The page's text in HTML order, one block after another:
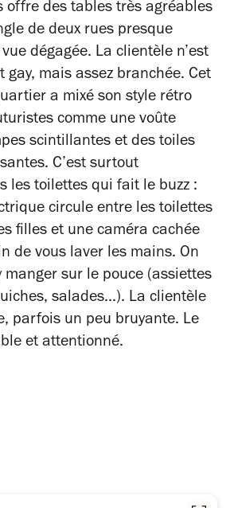
offre des tables très agréables
de deux rues presque
dégagée. La clientèle n’est
gay, mais assez branchée. Cet
a mixé son style rétro
comme une voûte
scintillantes et des toiles
C’est surtout
les toilettes qui fait le buzz :
circule entre les toilettes
filles et une caméra cachée
de vous laver les mains. On
manger sur le pouce (assiettes
salades...). La clientèle
parfois un peu bruyante. Le
et attentionné.